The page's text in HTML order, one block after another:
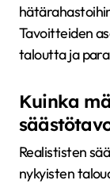
Tavoitteiden
taloutta ja
Kuinka
Realististen
nykyisten